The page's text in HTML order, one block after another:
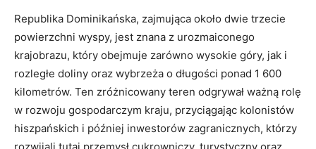
Republika Dominikańska, zajmująca około dwie trzecie
powierzchni wyspy, jest znana z urozmaiconego
krajobrazu, który obejmuje zarówno wysokie góry, jak i
rozległe doliny oraz wybrzeża o długości ponad 1 600
kilometrów. Ten zróżnicowany teren odgrywał ważną rolę
w rozwoju gospodarczym kraju, przyciągając kolonistów
hiszpańskich i później inwestorów zagranicznych, którzy